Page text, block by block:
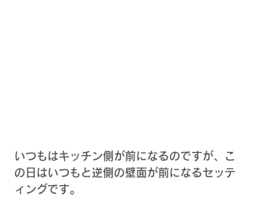
いつもはキッチン側が前になるのですが、こ
の日はいつもと逆側の壁面が前になるセッテ
ィングです。